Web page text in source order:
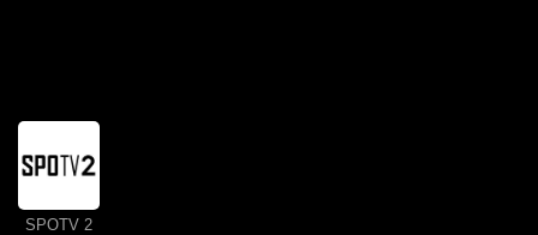
SPOTV 2